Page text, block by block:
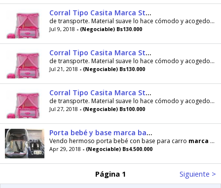
Corral Tipo Casita Marca Stork
de transporte. Material suave lo hace cómodo y acogedor para tu bebé. Características del
Jul 9, 2018 - (Negociable) Bs130.000
Corral Tipo Casita Marca Stork
de transporte. Material suave lo hace cómodo y acogedor para tu bebé. Características del
Jul 21, 2018 - (Negociable) Bs130.000
Corral Tipo Casita Marca Stork
de transporte. Material suave lo hace cómodo y acogedor para tu bebé. Características del
Jul 27, 2018 - (Negociable) Bs100.000
Porta bebé y base marca baby trend expedition travel 04121463588
Vendo hermoso porta bebé con base para carro marca
Apr 29, 2018 - (Negociable) Bs4.500.000
Página 1 Siguiente >